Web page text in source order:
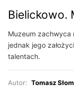
Bielickowo.
Muzeum zachwyca
jednak jego
talentach.
Autor: Tomasz